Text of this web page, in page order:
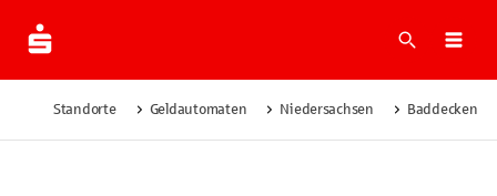
Suche
Standorte Geldautomaten Niedersachsen